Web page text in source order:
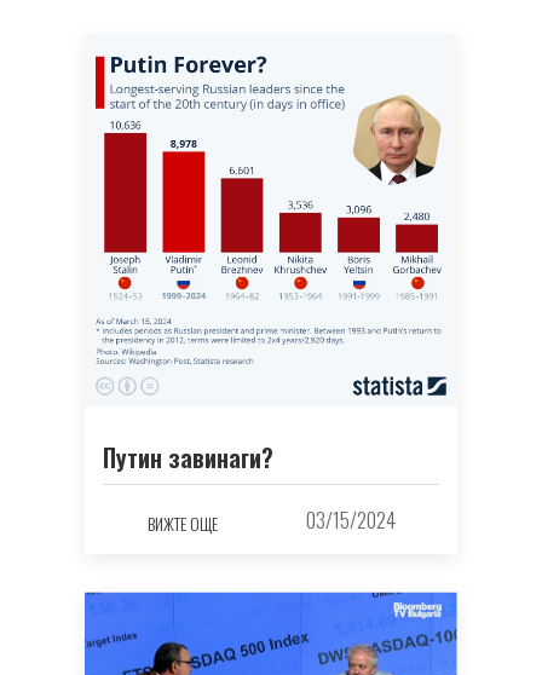
Путин завинаги?
ВИЖТЕ ОЩЕ 03/15/2024